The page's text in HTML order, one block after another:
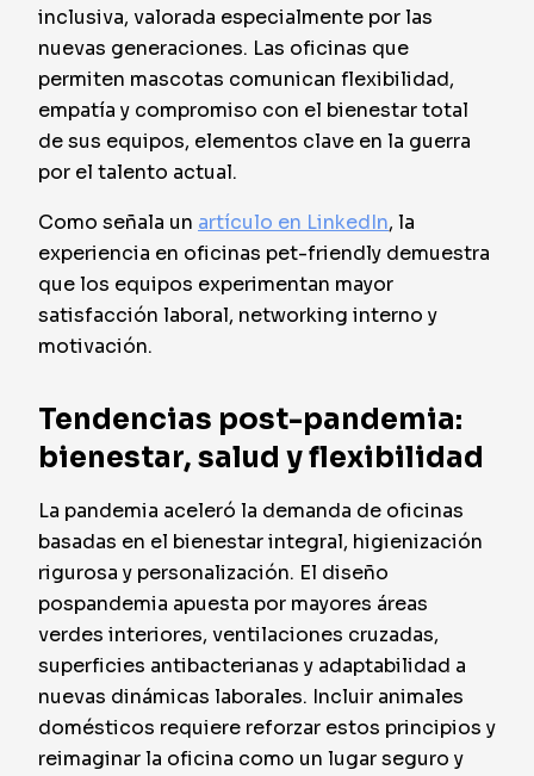
inclusiva, valorada especialmente por las
nuevas generaciones. Las oficinas que
permiten mascotas comunican flexibilidad,
empatía y compromiso con el bienestar total
de sus equipos, elementos clave en la guerra
por el talento actual.
Como señala un artículo en LinkedIn, la
experiencia en oficinas pet-friendly demuestra
que los equipos experimentan mayor
satisfacción laboral, networking interno y
motivación.
Tendencias post-pandemia:
bienestar, salud y flexibilidad
La pandemia aceleró la demanda de oficinas
basadas en el bienestar integral, higienización
rigurosa y personalización. El diseño
pospandemia apuesta por mayores áreas
verdes interiores, ventilaciones cruzadas,
superficies antibacterianas y adaptabilidad a
nuevas dinámicas laborales. Incluir animales
domésticos requiere reforzar estos principios y
reimaginar la oficina como un lugar seguro y